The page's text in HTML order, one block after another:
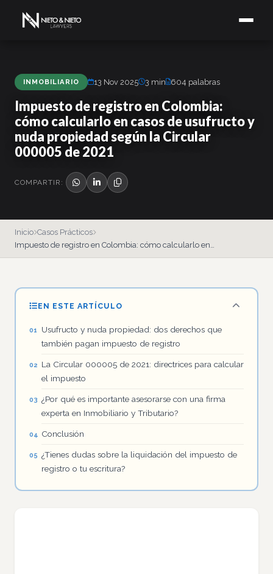
INMOBILIARIO 13 Nov 2025 3 min 604 palabras
Impuesto de registro en Colombia:
cómo calcularlo en casos de usufructo y
nuda propiedad según la Circular
000005 de 2021
COMPARTIR:
Inicio Casos Prácticos
Impuesto de registro en Colombia: cómo calcularlo en…
EN ESTE ARTÍCULO
Usufructo y nuda propiedad: dos derechos que
también pagan impuesto de registro
La Circular 000005 de 2021: directrices para calcular
el impuesto
¿Por qué es importante asesorarse con una firma
experta en Inmobiliario y Tributario?
Conclusión
¿Tienes dudas sobre la liquidación del impuesto de
registro o tu escritura?